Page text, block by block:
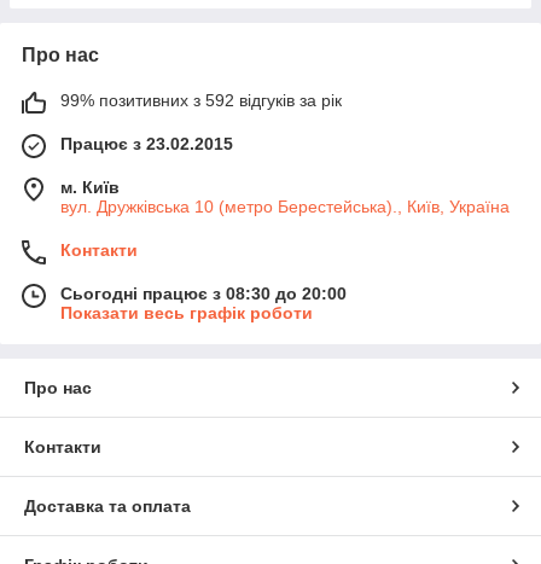
Про нас
99% позитивних з 592 відгуків за рік
Працює з 23.02.2015
м. Київ
вул. Дружківська 10 (метро Берестейська)., Київ, Україна
Контакти
Сьогодні працює з 08:30 до 20:00
Показати весь графік роботи
Про нас
Контакти
Доставка та оплата